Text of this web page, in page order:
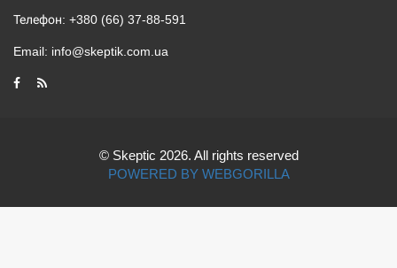
Телефон: +380 (66) 37-88-591
Email: info@skeptik.com.ua
© Skeptic 2026. All rights reserved
POWERED BY WEBGORILLA